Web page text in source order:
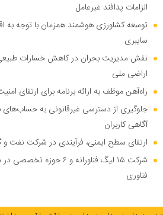
الزامات پدافند غیرعامل
توسعه کشاورزی هوشمند همزمان با توجه به
سایبری
نقش مدیریت بحران در کاهش خسارات
اراضی ملی
راه‌آهن موظف به ارائه برنامه برای ارتقای
جلوگیری از دسترسی غیرقانونی به حساب‌های
آگاهی کاربران
ارتقای سطح ایمنی، فرآیندی در شرکت نفت و
شرکت ۱۵ لیگ فناورانه و ۶
فناوری